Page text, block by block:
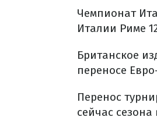
Чемпионат
Италии Риме
Британское
переносе
Перенос
сейчас